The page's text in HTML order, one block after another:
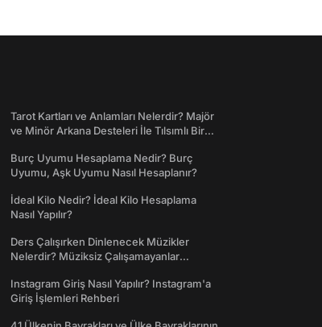
Tarot Kartları ve Anlamları Nelerdir? Majör
ve Minör Arkana Desteleri İle Tılsımlı Bir
Burç Uyumu Hesaplama Nedir? Burç
Uyumu, Aşk Uyumu Nasıl Hesaplanır?
İdeal Kilo Nedir? İdeal Kilo Hesaplama
Nasıl Yapılır?
Ders Çalışırken Dinlenecek Müzikler
Nelerdir? Müziksiz Çalışamayanlar
Instagram Giriş Nasıl Yapılır? Instagram'a
Giriş İşlemleri Rehberi